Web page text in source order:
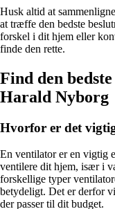
Husk altid at
at træffe den bedste
forskel i dit hjem eller
finde den rette.
Find den
Harald Nyborg
Hvorfor er det
En ventilator er en vigtig
ventilere dit hjem, især i
forskellige typer
betydeligt. Det er derfor
der passer til dit budget.